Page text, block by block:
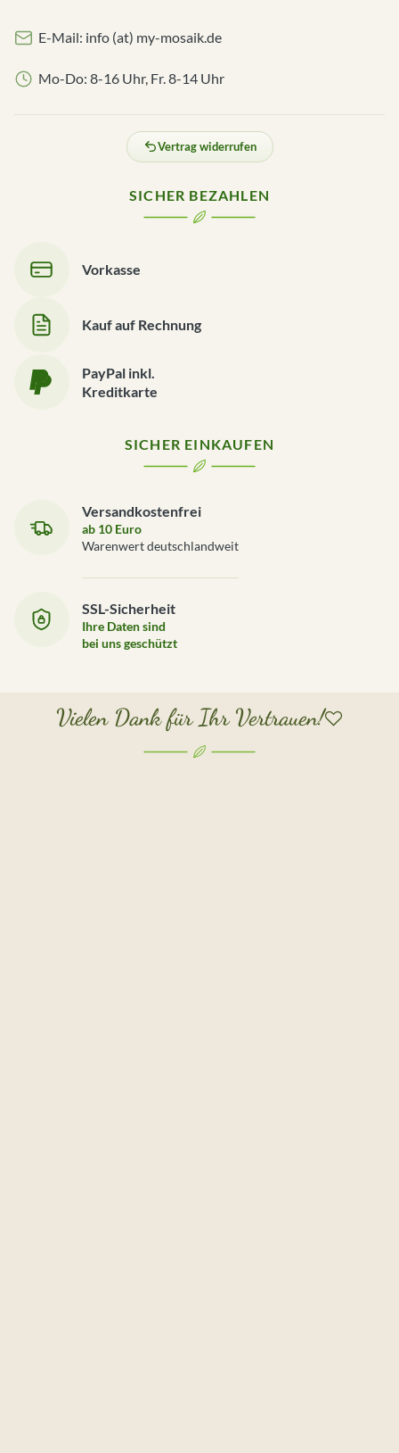
E-Mail: info (at) my-mosaik.de
Mo-Do: 8-16 Uhr, Fr. 8-14 Uhr
Vertrag widerrufen
SICHER BEZAHLEN
Vorkasse
Kauf auf Rechnung
PayPal inkl.
Kreditkarte
SICHER EINKAUFEN
Versandkostenfrei
ab 10 Euro
Warenwert deutschlandweit
SSL-Sicherheit
Ihre Daten sind
bei uns geschützt
Vielen Dank für Ihr Vertrauen!